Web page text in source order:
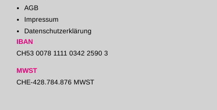
AGB
Impressum
Datenschutzerklärung
IBAN
CH53 0078 1111 0342 2590 3
MWST
CHE-428.784.876 MWST